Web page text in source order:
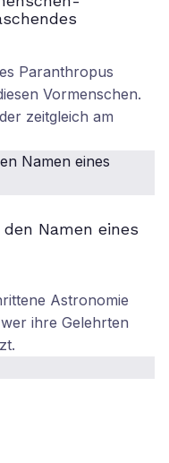
Paranthropus
Vormenschen.
zeitgleich am
Namen eines
Astronomie
ihre Gelehrten